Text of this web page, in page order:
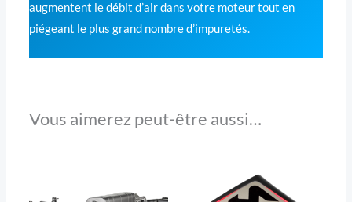
augmentent le débit d’air dans votre moteur tout en
piégeant le plus grand nombre d’impuretés.
Vous aimerez peut-être aussi…